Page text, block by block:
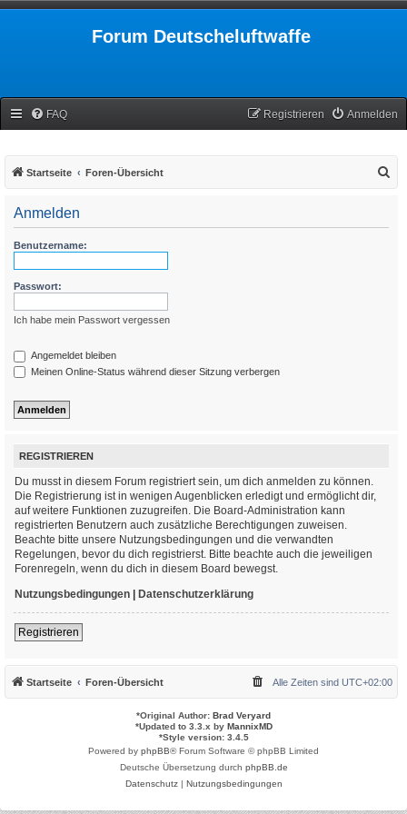
Forum Deutscheluftwaffe
FAQ Anmelden
Registrieren
Startseite Foren-Übersicht
Anmelden
Benutzername:
Passwort:
Ich habe mein Passwort vergessen
Angemeldet bleiben
Meinen Online-Status während dieser Sitzung verbergen
REGISTRIEREN
Du musst in diesem Forum registriert sein, um dich anmelden zu können.
Die Registrierung ist in wenigen Augenblicken erledigt und ermöglicht dir,
auf weitere Funktionen zuzugreifen. Die Board-Administration kann
registrierten Benutzern auch zusätzliche Berechtigungen zuweisen.
Beachte bitte unsere Nutzungsbedingungen und die verwandten
Regelungen, bevor du dich registrierst. Bitte beachte auch die jeweiligen
Forenregeln, wenn du dich in diesem Board bewegst.
Nutzungsbedingungen | Datenschutzerklärung
Registrieren
Startseite Foren-Übersicht Alle Zeiten sind UTC+02:00
*Original Author: Brad Veryard
*Updated to 3.3.x by MannixMD
*Style version: 3.4.5
Powered by phpBB® Forum Software © phpBB Limited
Deutsche Übersetzung durch phpBB.de
Datenschutz| Nutzungsbedingungen